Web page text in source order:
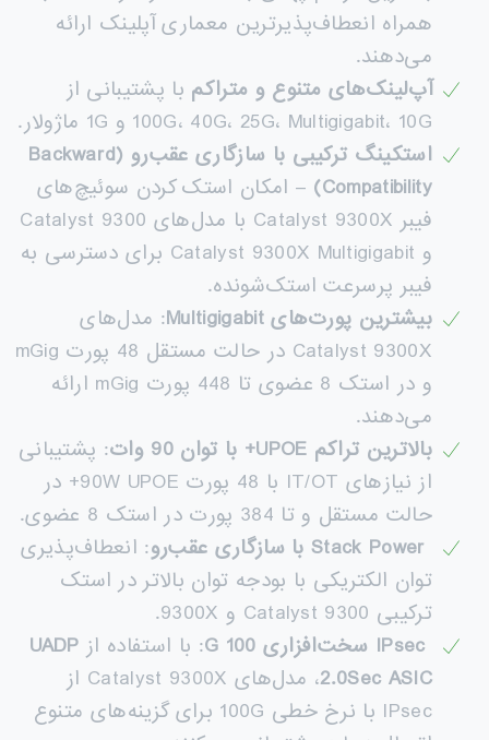
همراه انعطاف‌پذیرترین معماری آپلینک ارائه
می‌دهند.
آپ‌لینک‌های متنوع و متراکم با پشتیبانی از
100G، 40G، 25G، Multigigabit، 10G و 1G ماژولار.
استکینگ ترکیبی با سازگاری عقب‌رو (Backward
Compatibility) – امکان استک کردن سوئیچ‌های
فیبر Catalyst 9300X با مدل‌های Catalyst 9300
و Catalyst 9300X Multigigabit برای دسترسی به
فیبر پرسرعت استک‌شونده.
بیشترین پورت‌هایMultigigabit
: مدل‌های
Catalyst 9300X در حالت مستقل 48 پورت mGig
و در استک 8 عضوی تا 448 پورت mGig ارائه
می‌دهند.
بالاترین تراکم
با توان 90 وات
: پشتیبانی
از نیازهای IT/OT با 48 پورت 90W UPOE+ در
حالت مستقل و تا 384 پورت در استک 8 عضوی.
با سازگاری عقب‌رو: انعطاف‌پذیری
توان الکتریکی با بودجه توان بالاتر در استک
ترکیبی Catalyst 9300 و 9300X.
سخت‌افزاری 100 G: با استفاده از UADP
2.0Sec ASIC
، مدل‌های Catalyst 9300X از
IPsec با نرخ خطی 100G برای گزینه‌های متنوع